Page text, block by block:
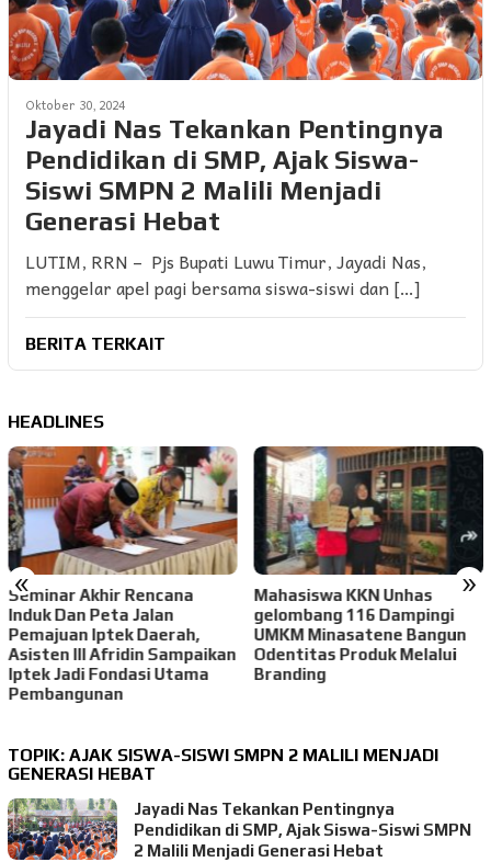
Oktober 30, 2024
Jayadi Nas Tekankan Pentingnya
Pendidikan di SMP, Ajak Siswa-
Siswi SMPN 2 Malili Menjadi
Generasi Hebat
LUTIM, RRN – Pjs Bupati Luwu Timur, Jayadi Nas,
menggelar apel pagi bersama siswa-siswi dan […]
BERITA TERKAIT
HEADLINES
« »
Akhir Rencana
Peta Jalan
Iptek Daerah,
III Afridin Sampaikan
Fondasi Utama
Mahasiswa KKN Unhas
gelombang 116 Dampingi
UMKM Minasatene Bangun
Odentitas Produk Melalui
Branding
Ubas
TOPIK: AJAK SISWA-SISWI SMPN 2 MALILI MENJADI
GENERASI HEBAT
Jayadi Nas Tekankan Pentingnya
Pendidikan di SMP, Ajak Siswa-Siswi SMPN
2 Malili Menjadi Generasi Hebat